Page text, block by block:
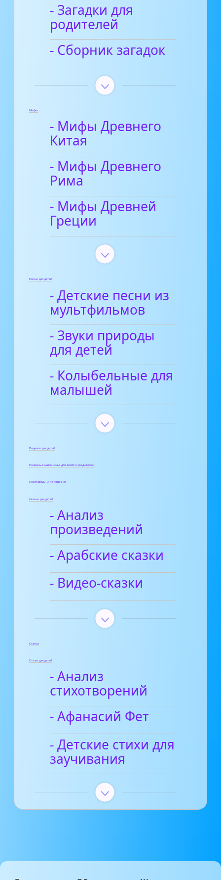
- Загадки для
родителей
- Сборник загадок
Мифы
- Мифы Древнего
Китая
- Мифы Древнего
Рима
- Мифы Древней
Греции
Песни для детей
- Детские песни из
мультфильмов
- Звуки природы
для детей
- Колыбельные для
малышей
Поделки для детей
Полезные материалы для детей и родителей
Пословицы и поговорки
Сказки для детей
- Анализ
произведений
- Арабские сказки
- Видео-сказки
Статьи
Стихи для детей
- Анализ
стихотворений
- Афанасий Фет
- Детские стихи для
заучивания